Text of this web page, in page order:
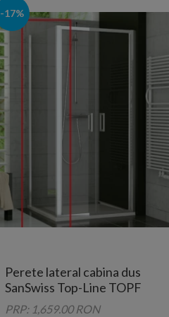
-17%
Perete lateral cabina dus
SanSwiss Top-Line TOPF
70xH190 profil argintiu
PRP: 1,659.00 RON